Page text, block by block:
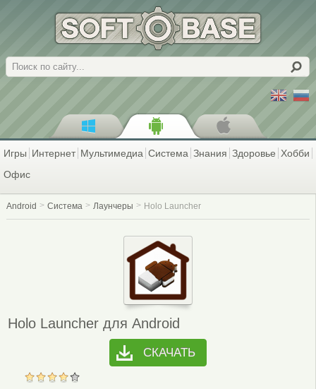
Поиск
Игры Интернет Мультимедиа Система Знания Здоровье Хобби
Офис
Android Система Лаунчеры Holo Launcher
Holo Launcher для Android
СКАЧАТЬ